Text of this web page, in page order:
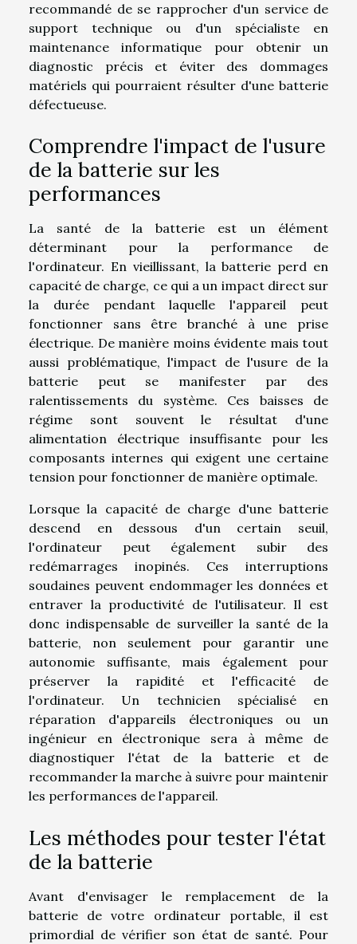
recommandé de se rapprocher d'un service de
support technique ou d'un spécialiste en
maintenance informatique pour obtenir un
diagnostic précis et éviter des dommages
matériels qui pourraient résulter d'une batterie
défectueuse.
Comprendre l'impact de l'usure
de la batterie sur les
performances
La santé de la batterie est un élément
déterminant pour la performance de
l'ordinateur. En vieillissant, la batterie perd en
capacité de charge, ce qui a un impact direct sur
la durée pendant laquelle l'appareil peut
fonctionner sans être branché à une prise
électrique. De manière moins évidente mais tout
aussi problématique, l'impact de l'usure de la
batterie peut se manifester par des
ralentissements du système. Ces baisses de
régime sont souvent le résultat d'une
alimentation électrique insuffisante pour les
composants internes qui exigent une certaine
tension pour fonctionner de manière optimale.
Lorsque la capacité de charge d'une batterie
descend en dessous d'un certain seuil,
l'ordinateur peut également subir des
redémarrages inopinés. Ces interruptions
soudaines peuvent endommager les données et
entraver la productivité de l'utilisateur. Il est
donc indispensable de surveiller la santé de la
batterie, non seulement pour garantir une
autonomie suffisante, mais également pour
préserver la rapidité et l'efficacité de
l'ordinateur. Un technicien spécialisé en
réparation d'appareils électroniques ou un
ingénieur en électronique sera à même de
diagnostiquer l'état de la batterie et de
recommander la marche à suivre pour maintenir
les performances de l'appareil.
Les méthodes pour tester l'état
de la batterie
Avant d'envisager le remplacement de la
batterie de votre ordinateur portable, il est
primordial de vérifier son état de santé. Pour